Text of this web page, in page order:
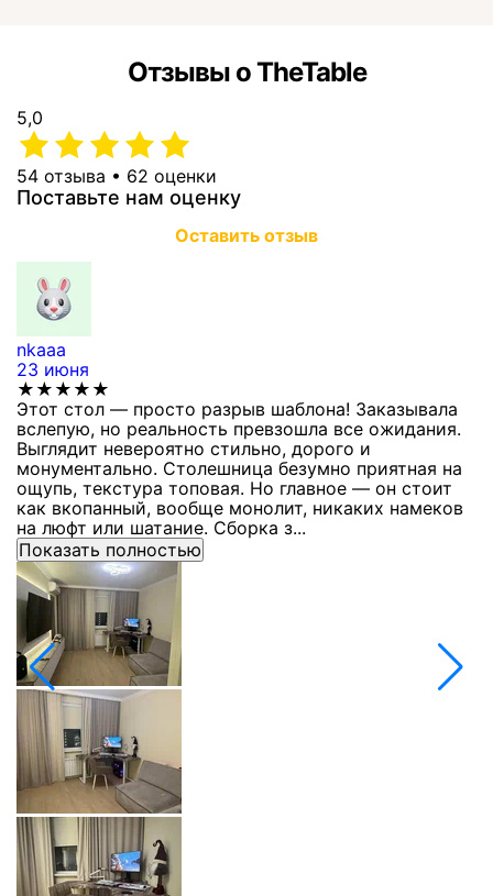
Отзывы о TheTable
5,0
54 отзыва • 62 оценки
Поставьте нам оценку
Оставить отзыв
nkaaa
23 июня
★★★★★
Этот стол — просто разрыв шаблона! Заказывала
вслепую, но реальность превзошла все ожидания.
Выглядит невероятно стильно, дорого и
монументально. Столешница безумно приятная на
ощупь, текстура топовая. Но главное — он стоит
как вкопанный, вообще монолит, никаких намеков
на люфт или шатание. Сборка з...
Показать полностью